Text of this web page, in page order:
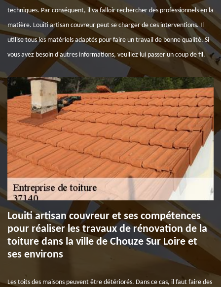
techniques. Par conséquent, il va falloir rechercher des professionnels en la
matière. Louiti artisan couvreur peut se charger de ces interventions. Il
utilise tous les matériels adaptés pour faire un travail de bonne qualité. Si
vous avez besoin d'autres informations, veuillez lui passer un coup de fil.
Louiti artisan couvreur et ses compétences
pour réaliser les travaux de rénovation de la
toiture dans la ville de Chouze Sur Loire et
ses environs
Les toits des maisons peuvent être détériorés. Dans ce cas, il faut faire des